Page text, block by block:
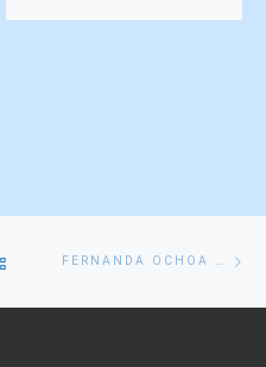
VOLVER
A
FERNANDA OCHOA APRUEBA SU TESIS TRAS DESTACADO TRABAJO TEÓRICO Y DE CAMPO